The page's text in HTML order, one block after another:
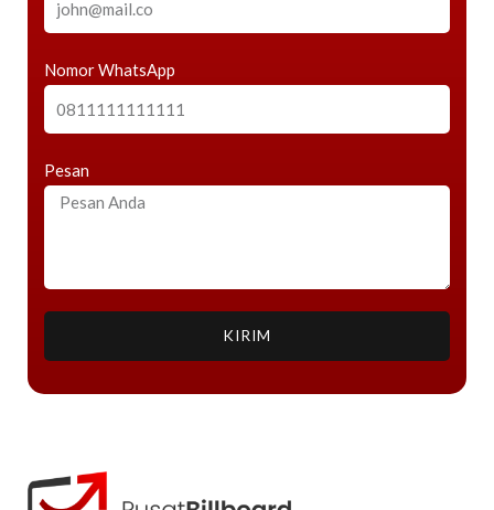
Nomor WhatsApp
Pesan
KIRIM